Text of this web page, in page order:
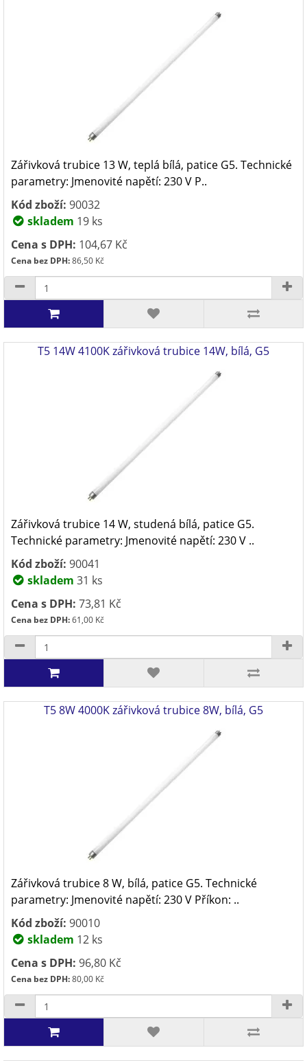
Zářivková trubice 13 W, teplá bílá, patice G5. Technické
parametry: Jmenovité napětí: 230 V P..
Kód zboží: 90032
skladem 19 ks
Cena s DPH: 104,67 Kč
Cena bez DPH:86,50 Kč
T5 14W 4100K zářivková trubice 14W, bílá, G5
Zářivková trubice 14 W, studená bílá, patice G5.
Technické parametry: Jmenovité napětí: 230 V ..
Kód zboží: 90041
skladem 31 ks
Cena s DPH: 73,81 Kč
Cena bez DPH:61,00 Kč
T5 8W 4000K zářivková trubice 8W, bílá, G5
Zářivková trubice 8 W, bílá, patice G5. Technické
parametry: Jmenovité napětí: 230 V Příkon: ..
Kód zboží: 90010
skladem 12 ks
Cena s DPH: 96,80 Kč
Cena bez DPH:80,00 Kč